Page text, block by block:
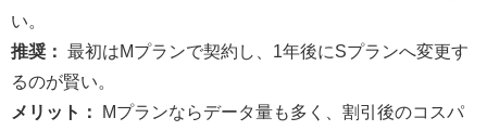
い。
推奨：
最初はMプランで契約し、1年後にSプランへ変更す
るのが賢い。
メリット：
Mプランならデータ量も多く、割引後のコスパ